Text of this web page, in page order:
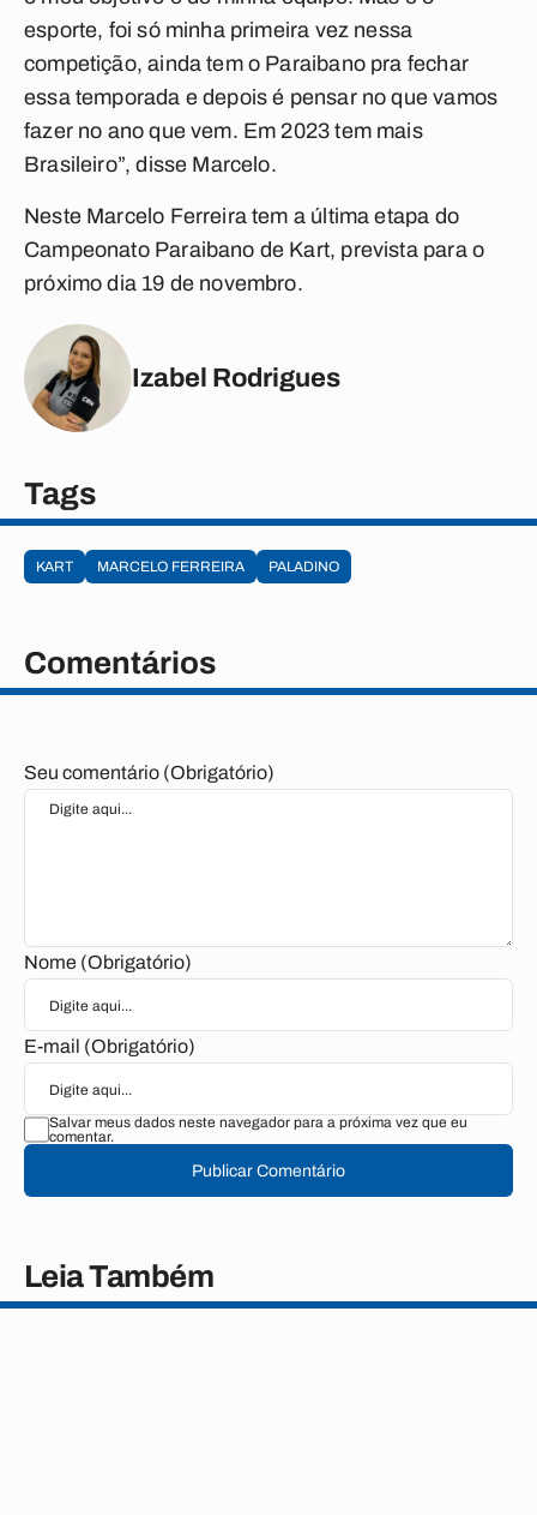
esporte, foi só minha primeira vez nessa
competição, ainda tem o Paraibano pra fechar
essa temporada e depois é pensar no que vamos
fazer no ano que vem. Em 2023 tem mais
Brasileiro”, disse Marcelo.
Neste Marcelo Ferreira tem a última etapa do
Campeonato Paraibano de Kart, prevista para o
próximo dia 19 de novembro.
Izabel Rodrigues
Tags
KART MARCELO FERREIRA PALADINO
Comentários
Seu comentário (Obrigatório)
Nome (Obrigatório)
E-mail (Obrigatório)
Salvar meus dados neste navegador para a próxima vez que eu
comentar.
Publicar Comentário
Leia Também